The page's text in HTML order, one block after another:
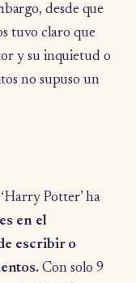
desde que
tuvo claro que
y su inquietud o
no supuso un
Potter’ ha
en el
escribir o
Con solo 9